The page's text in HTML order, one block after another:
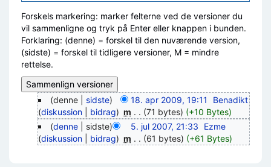
Forskels markering: marker felterne ved de versioner du
vil sammenligne og tryk på Enter eller knappen i bunden.
Forklaring: (denne) = forskel til den nuværende version,
(sidste) = forskel til tidligere versioner, M = mindre
rettelse.
(denne | sidste) 18. apr 2009, 19:11
Benadikt
(diskussion| bidrag) m . . (71 bytes) (+10 Bytes)
(denne| sidste) 5. jul 2007, 21:33
Ezme
(diskussion| bidrag) m . . (61 bytes) (+61 Bytes)